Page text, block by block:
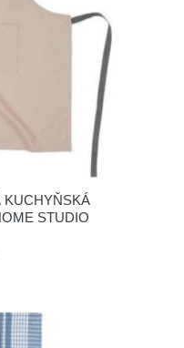
KUCHYŇSKÁ
STUDIO